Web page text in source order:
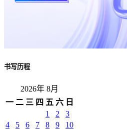
书写历程
2026年 8月
一 二 三 四 五 六 日
1
2
3
4
5 6 7 8 9
10